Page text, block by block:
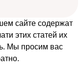
сайте содержат
этих статей их
Мы просим вас